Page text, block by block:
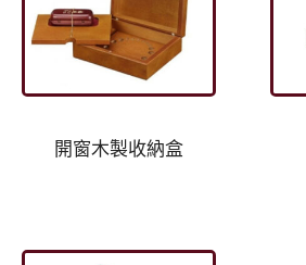
開窗木製收納盒